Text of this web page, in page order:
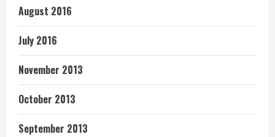
August 2016
July 2016
November 2013
October 2013
September 2013